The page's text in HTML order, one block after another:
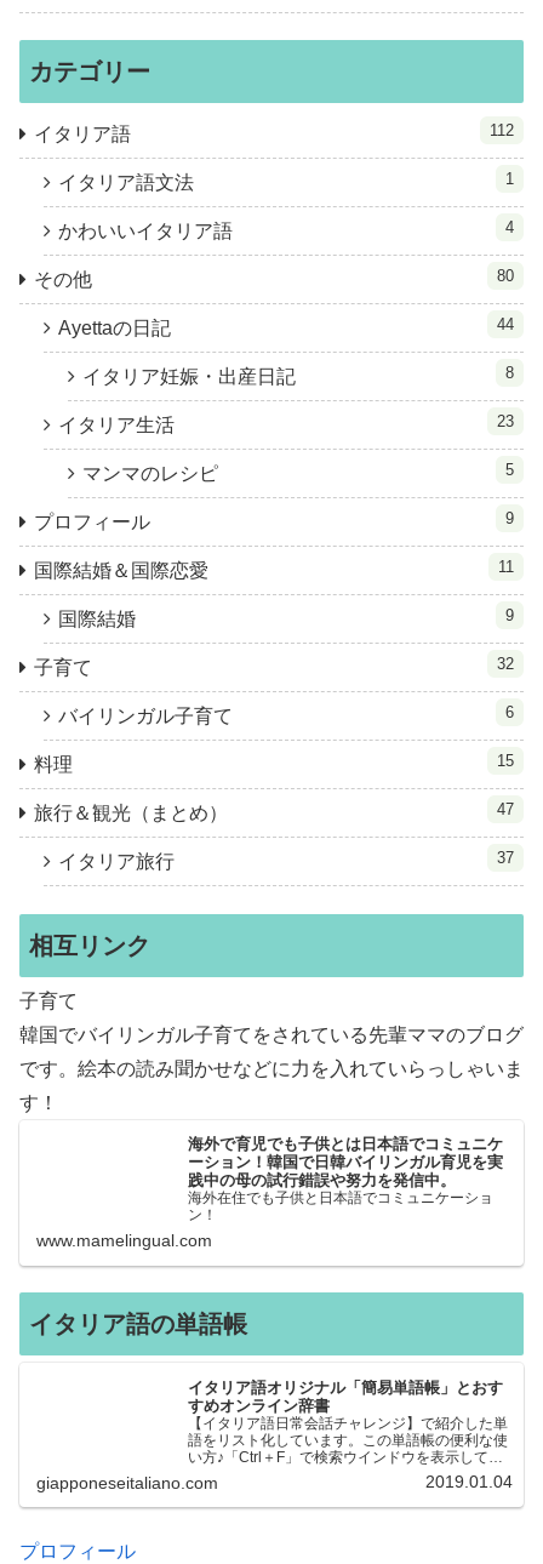
カテゴリー
イタリア語 112
イタリア語文法 1
かわいいイタリア語 4
その他 80
Ayettaの日記 44
イタリア妊娠・出産日記 8
イタリア生活 23
マンマのレシピ 5
プロフィール 9
国際結婚＆国際恋愛 11
国際結婚 9
子育て 32
バイリンガル子育て 6
料理 15
旅行＆観光（まとめ） 47
イタリア旅行 37
相互リンク
子育て
韓国でバイリンガル子育てをされている先輩ママのブログ
です。絵本の読み聞かせなどに力を入れていらっしゃいま
す！
海外で育児でも子供とは日本語でコミュニケ
ーション！韓国で日韓バイリンガル育児を実
践中の母の試行錯誤や努力を発信中。
海外在住でも子供と日本語でコミュニケーショ
ン！
www.mamelingual.com
イタリア語の単語帳
イタリア語オリジナル「簡易単語帳」とおす
すめオンライン辞書
【イタリア語日常会話チャレンジ】で紹介した単
語をリスト化しています。この単語帳の便利な使
い方♪「Ctrl＋F」で検索ウインドウを表示して、
知りたい単語を探すことができます。イタリア語
→日本語、日本語→イタリア語 どちらでも検索
できるので、良…
giapponeseitaliano.com 2019.01.04
プロフィール